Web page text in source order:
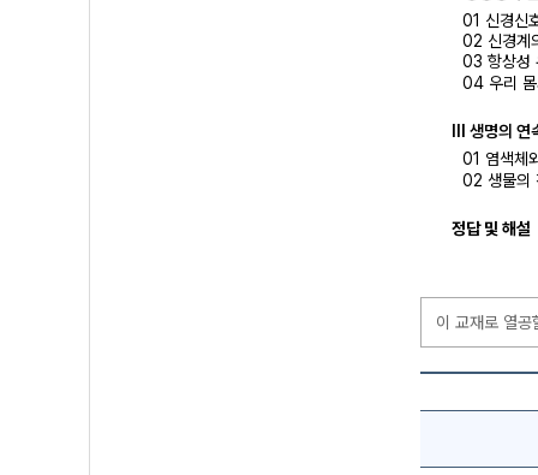
01 신경신
02 신경계
03 항상성
04 우리 몸
Ⅲ 생명의 연
01 염색체
02 생물의
정답 및 해설
이 교재로 열